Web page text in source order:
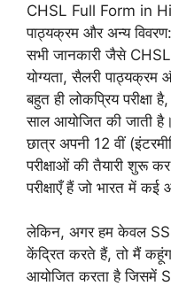
CHSL Full Form in
पाठ्यक्रम और अन्य
सभी जानकारी जैसे
योग्यता, सैलरी
बहुत ही लोकप्रिय परीक्षा
साल आयोजित की जाती
छात्र अपनी 12 वीं
परीक्षाओं की तैयारी शुरू
परीक्षाएँ हैं जो भारत में कई
लेकिन, अगर हम केवल
केंद्रित करते हैं, तो मैं कहूंगा
आयोजित करता है जिसमें